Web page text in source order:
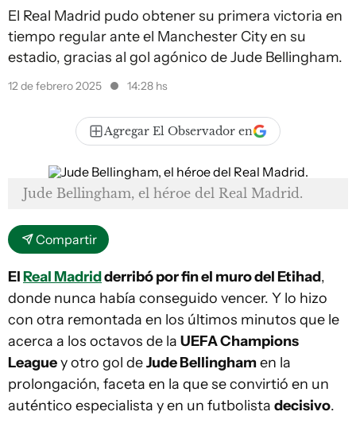
El Real Madrid pudo obtener su primera victoria en
tiempo regular ante el Manchester City en su
estadio, gracias al gol agónico de Jude Bellingham.
12 de febrero 2025 14:28 hs
Agregar El Observador en
Jude Bellingham, el héroe del Real Madrid.
Compartir
ElReal Madridderribó por fin el muro del Etihad,
donde nunca había conseguido vencer. Y lo hizo
con otra remontada en los últimos minutos que le
acerca a los octavos de la UEFA Champions
Leaguey otro gol deJude Bellinghamen la
prolongación, faceta en la que se convirtió en un
auténtico especialista y en un futbolista decisivo.